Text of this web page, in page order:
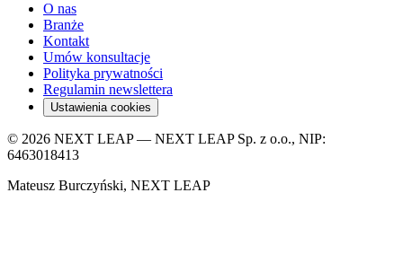
O nas
Branże
Kontakt
Umów konsultacje
Polityka prywatności
Regulamin newslettera
Ustawienia cookies
© 2026 NEXT LEAP — NEXT LEAP Sp. z o.o., NIP:
6463018413
Mateusz Burczyński, NEXT LEAP